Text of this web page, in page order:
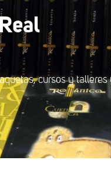
cursos y talleres